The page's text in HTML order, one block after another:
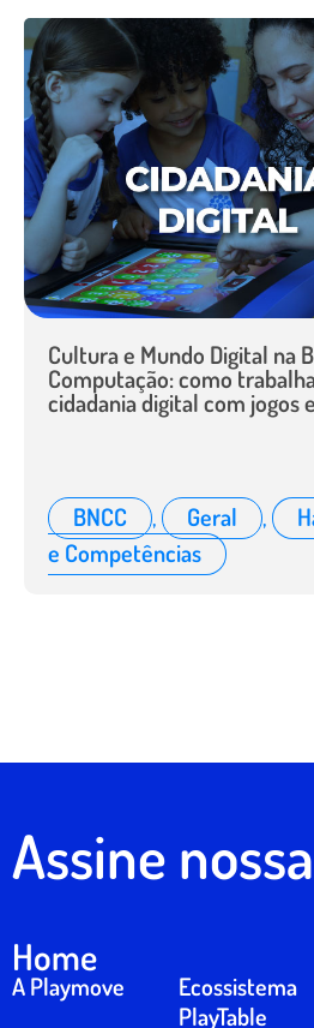
Cultura e Mundo Digital na
Computação: como
cidadania digital com jogos
BNCC , Geral ,
e Competências
Assine
Home
A Playmove
Ecossistema
PlayTable